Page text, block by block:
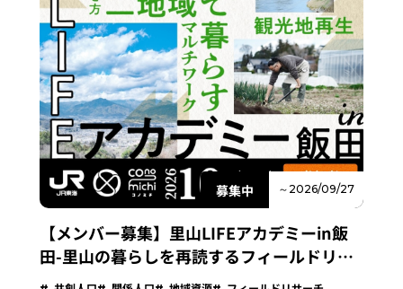
募集中 ～2026/09/27
【メンバー募集】里山LIFEアカデミーin飯
田-里山の暮らしを再読するフィールドリサ
ーチプログラム-